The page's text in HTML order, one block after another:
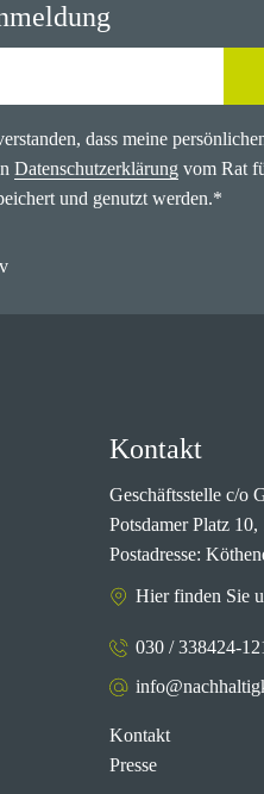
dass meine
Datenschutzerklärung vom Rat
und genutzt werden.*
Kontakt
Geschäftsstelle c/o
Potsdamer Platz
Postadresse:
Hier finden Sie
030 / 338424-
Kontakt
Presse